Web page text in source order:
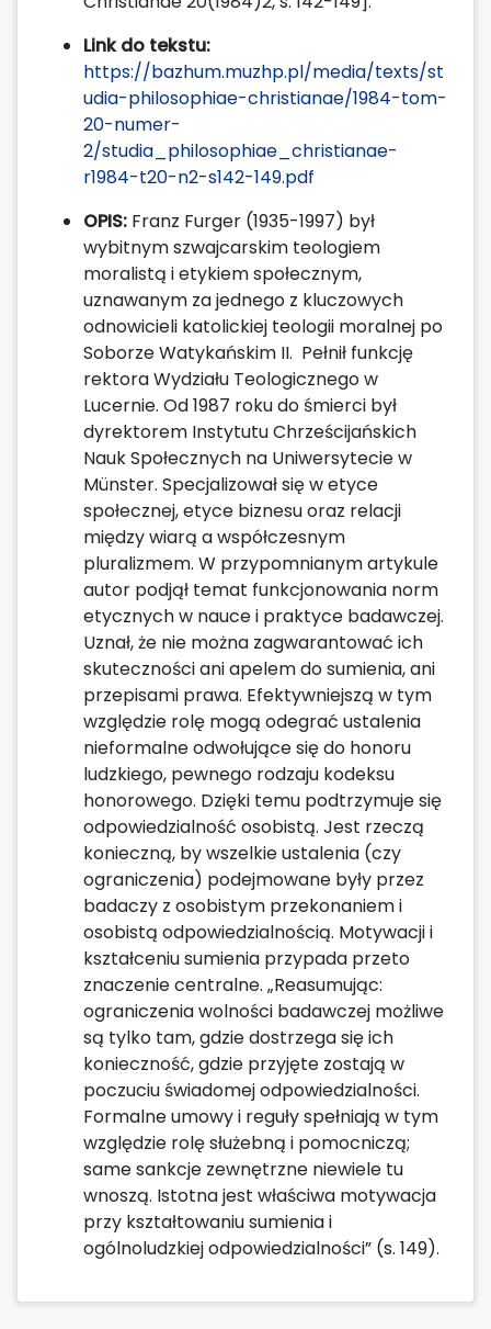
Link do tekstu:
https://bazhum.muzhp.pl/media/texts/st
udia-philosophiae-christianae/1984-tom-
20-numer-
2/studia_philosophiae_christianae-
r1984-t20-n2-s142-149.pdf
OPIS: Franz Furger (1935-1997) był
wybitnym szwajcarskim teologiem
moralistą i etykiem społecznym,
uznawanym za jednego z kluczowych
odnowicieli katolickiej teologii moralnej po
Soborze Watykańskim II. Pełnił funkcję
rektora Wydziału Teologicznego w
Lucernie. Od 1987 roku do śmierci był
dyrektorem Instytutu Chrześcijańskich
Nauk Społecznych na Uniwersytecie w
Münster. Specjalizował się w etyce
społecznej, etyce biznesu oraz relacji
między wiarą a współczesnym
pluralizmem. W przypomnianym artykule
autor podjął temat funkcjonowania norm
etycznych w nauce i praktyce badawczej.
Uznał, że nie można zagwarantować ich
skuteczności ani apelem do sumienia, ani
przepisami prawa. Efektywniejszą w tym
względzie rolę mogą odegrać ustalenia
nieformalne odwołujące się do honoru
ludzkiego, pewnego rodzaju kodeksu
honorowego. Dzięki temu podtrzymuje się
odpowiedzialność osobistą. Jest rzeczą
konieczną, by wszelkie ustalenia (czy
ograniczenia) podejmowane były przez
badaczy z osobistym przekonaniem i
osobistą odpowiedzialnością. Motywacji i
kształceniu sumienia przypada przeto
znaczenie centralne. „Reasumując:
ograniczenia wolności badawczej możliwe
są tylko tam, gdzie dostrzega się ich
konieczność, gdzie przyjęte zostają w
poczuciu świadomej odpowiedzialności.
Formalne umowy i reguły spełniają w tym
względzie rolę służebną i pomocniczą;
same sankcje zewnętrzne niewiele tu
wnoszą. Istotna jest właściwa motywacja
przy kształtowaniu sumienia i
ogólnoludzkiej odpowiedzialności” (s. 149).